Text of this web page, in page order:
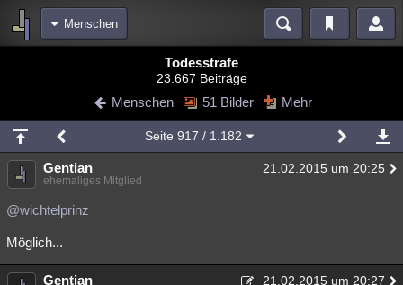
Menschen
Diskussionen Blogs Videos
Chat Wiki Neuigkeiten
meine Rubriken
Menschen Mystery Kriminalfälle
Spiritualität
Natur
weitere Rubriken
Todesstrafe
23.667 Beiträge
Menschen 51 Bilder Mehr
Seite 917 / 1.182
Gentian 21.02.2015 um 20:25
ehemaliges Mitglied
@wichtelprinz
Möglich...
Gentian 21.02.2015 um 20:27